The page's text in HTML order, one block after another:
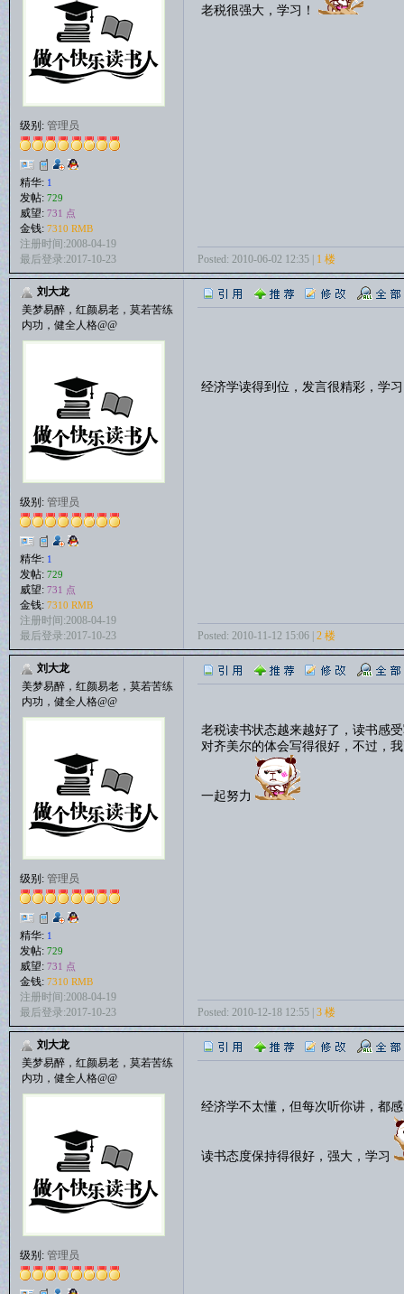
级别: 管理员
精华: 1
发帖: 729
威望: 731 点
金钱: 7310 RMB
注册时间:2008-04-19
最后登录:2017-10-23
老税很强大，学习！
Posted: 2010-06-02 12:35 | 1 楼
刘大龙
美梦易醉，红颜易老，莫若苦练
内功，健全人格@@
级别: 管理员
精华: 1
发帖: 729
威望: 731 点
金钱: 7310 RMB
注册时间:2008-04-19
最后登录:2017-10-23
经济学读得到位，发言很精彩，学
Posted: 2010-11-12 15:06 | 2 楼
刘大龙
美梦易醉，红颜易老，莫若苦练
内功，健全人格@@
级别: 管理员
精华: 1
发帖: 729
威望: 731 点
金钱: 7310 RMB
注册时间:2008-04-19
最后登录:2017-10-23
老税读书状态越来越好了，读书感
对齐美尔的体会写得很好，不过，
一起努力
Posted: 2010-12-18 12:55 | 3 楼
刘大龙
美梦易醉，红颜易老，莫若苦练
内功，健全人格@@
级别: 管理员
经济学不太懂，但每次听你讲，都
读书态度保持得很好，强大，学习